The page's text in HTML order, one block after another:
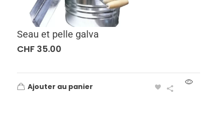
Seau et pelle galva
CHF 35.00
Ajouter au panier